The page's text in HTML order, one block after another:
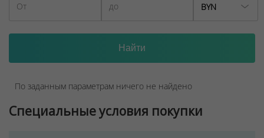
BYN
По заданным параметрам ничего не найдено
Специальные условия покупки